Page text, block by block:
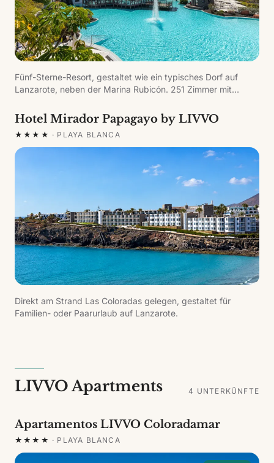
Fünf-Sterne-Resort, gestaltet wie ein typisches Dorf auf
Lanzarote, neben der Marina Rubicón. 251 Zimmer mit
Thermalkreislauf, 24-h-Fitnessstudio, Squash und einem
breiten gastronomischen Angebot mit Buffetrestaurant, À-la-
carte und Bars.
Hotel Mirador Papagayo by LIVVO
★★★★ · PLAYA BLANCA
Direkt am Strand Las Coloradas gelegen, gestaltet für
Familien- oder Paarurlaub auf Lanzarote.
LIVVO Apartments 4 UNTERKÜNFTE
Apartamentos LIVVO Coloradamar
★★★★ · PLAYA BLANCA